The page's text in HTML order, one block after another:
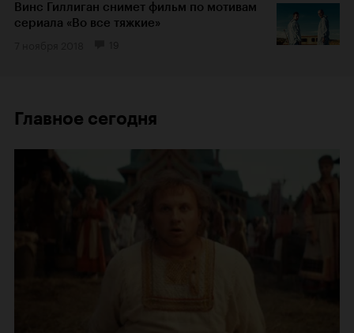
Винс Гиллиган снимет фильм по мотивам
сериала «Во все тяжкие»
Главное сегодня